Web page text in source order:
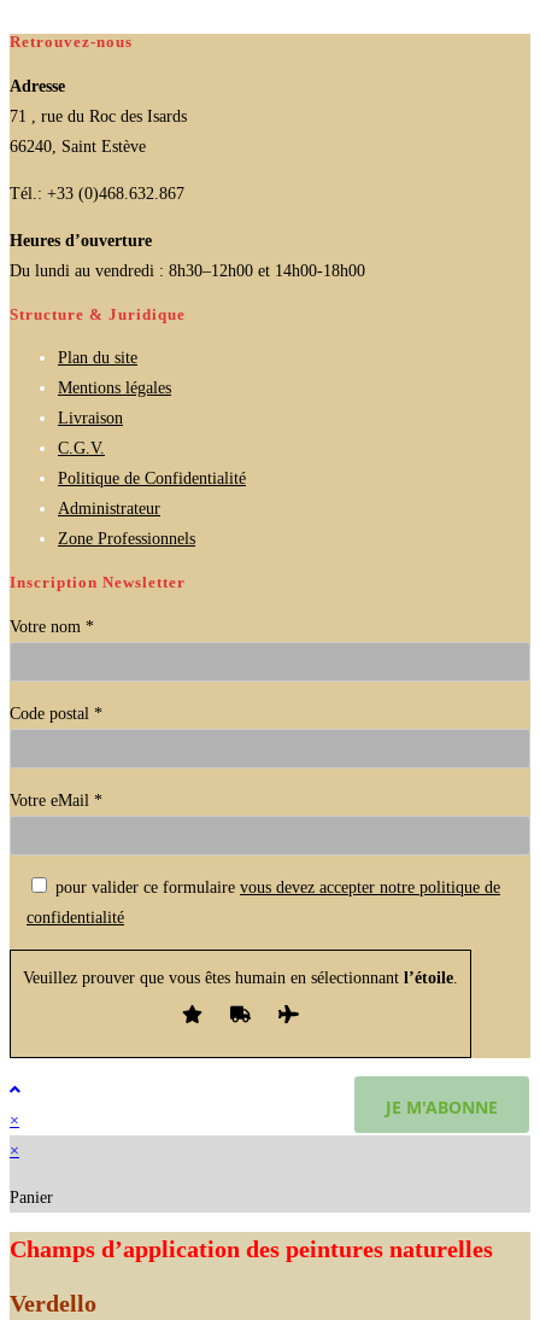
Retrouvez-nous
Adresse
71 , rue du Roc des Isards
66240, Saint Estève
Tél.: +33 (0)468.632.867
Heures d’ouverture
Du lundi au vendredi : 8h30–12h00 et 14h00-18h00
Structure & Juridique
Plan du site
Mentions légales
Livraison
C.G.V.
Politique de Confidentialité
Administrateur
Zone Professionnels
Inscription Newsletter
Votre nom *
Code postal *
Votre eMail *
Veuillez laisser ce champ vide.
pour valider ce formulaire vous devez accepter notre politique de
confidentialité
Veuillez prouver que vous êtes humain en sélectionnant l’étoile
×
×
Panier
Champs d’application des peintures naturelles
Verdello